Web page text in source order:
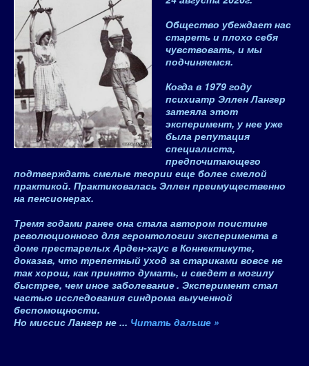
Общество убеждает нас
стареть и плохо себя
чувствовать, и мы
подчиняемся.
Когда в 1979 году
психиатр Эллен Лангер
затеяла этот
эксперимент, у нее уже
была репутация
специалиста,
предпочитающего
подтверждать смелые теории еще более смелой
практикой. Практиковалась Эллен преимущественно
на пенсионерах.
Тремя годами ранее она стала автором поистине
революционного для геронтологии эксперимента в
доме престарелых Арден-хаус в Коннектикуте,
доказав, что трепетный уход за стариками вовсе не
так хорош, как принято думать, и сведет в могилу
быстрее, чем иное заболевание. Эксперимент стал
частью исследования синдрома выученной
беспомощности.
Но миссис Лангер не ... Читать дальше »